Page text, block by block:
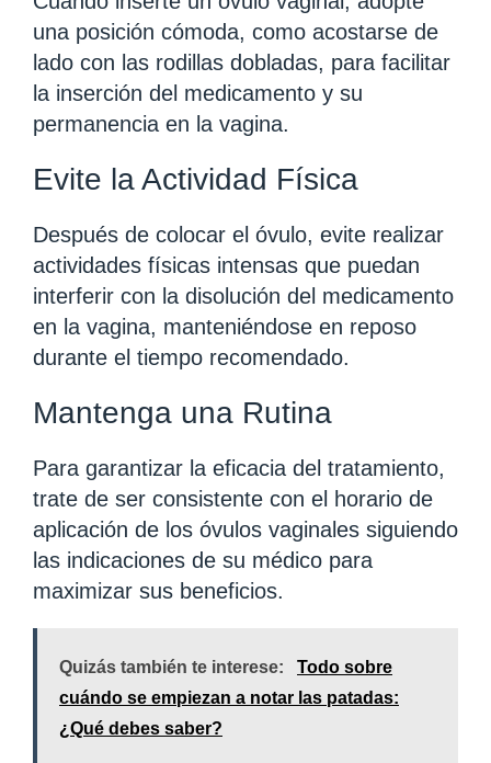
una posición cómoda, como acostarse de
lado con las rodillas dobladas, para facilitar
la inserción del medicamento y su
permanencia en la vagina.
Evite la Actividad Física
Después de colocar el óvulo, evite realizar
actividades físicas intensas que puedan
interferir con la disolución del medicamento
en la vagina, manteniéndose en reposo
durante el tiempo recomendado.
Mantenga una Rutina
Para garantizar la eficacia del tratamiento,
trate de ser consistente con el horario de
aplicación de los óvulos vaginales siguiendo
las indicaciones de su médico para
maximizar sus beneficios.
Quizás también te interese:
Todo sobre
cuándo se empiezan a notar las patadas:
¿Qué debes saber?